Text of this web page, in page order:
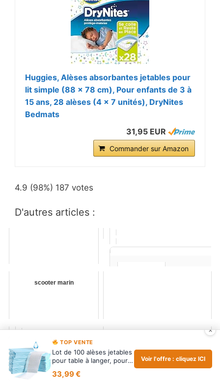
Huggies, Alèses absorbantes jetables pour
lit simple (88 x 78 cm), Pour enfants de 3 à
15 ans, 28 alèses (4 x 7 unités), DryNites
Bedmats
31,95 EUR
Commander sur Amazon
4.9 (98%) 187 votes
D'autres articles :
BUYOCKSS
Lot de 100 alèses jetables pour
table à langer, pour bébé,
scooter marin
×
TOP VENTE
Lot de 100 alèses jetables
pour table à langer, pour
33,99 €
Voir l'offre : cliquez ICI